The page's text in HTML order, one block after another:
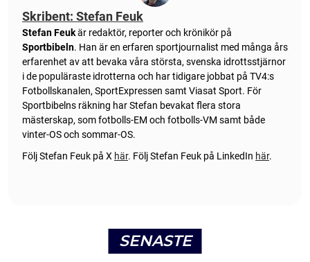
Skribent: Stefan Feuk
Stefan Feukär redaktör, reporter och krönikör på
Sportbibeln. Han är en erfaren sportjournalist med många års
erfarenhet av att bevaka våra största, svenska idrottsstjärnor
i de populäraste idrotterna och har tidigare jobbat på TV4:s
Fotbollskanalen, SportExpressen samt Viasat Sport. För
Sportbibelns räkning har Stefan bevakat flera stora
mästerskap, som fotbolls-EM och fotbolls-VM samt både
vinter-OS och sommar-OS.
Följ Stefan Feuk på X här. Följ Stefan Feuk på LinkedIn här.
SENASTE